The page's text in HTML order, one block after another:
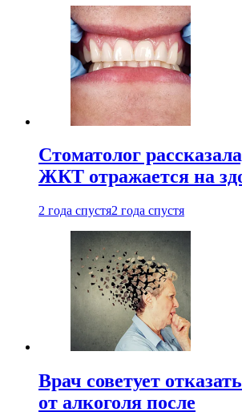
Стоматолог
ЖКТ отражается на
2 года спустя2 года спустя
Врач советует
от алкоголя после